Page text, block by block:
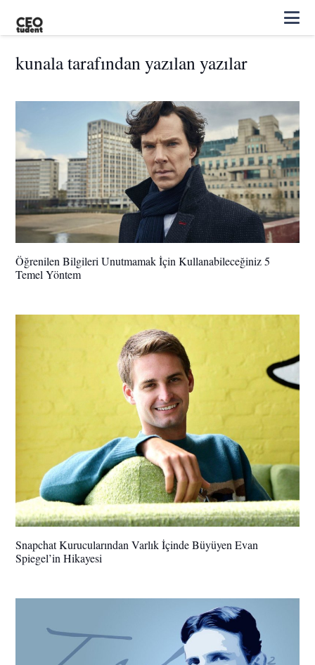
kunala tarafından yazılan yazılar
Öğrenilen Bilgileri Unutmamak İçin Kullanabileceğiniz 5
Temel Yöntem
Snapchat Kurucularından Varlık İçinde Büyüyen Evan
Spiegel’in Hikayesi